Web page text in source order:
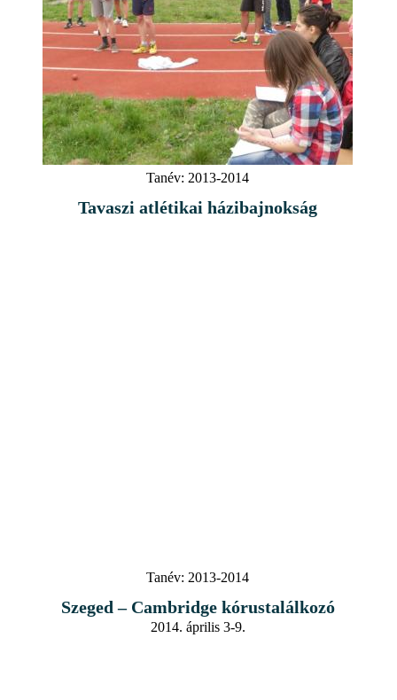
Tanév: 2013-2014
Tavaszi atlétikai házibajnokság
Tanév: 2013-2014
Szeged – Cambridge kórustalálkozó
2014. április 3-9.